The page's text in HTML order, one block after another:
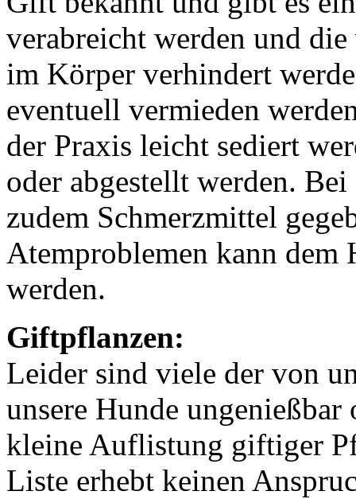
verabreicht werden und
im Körper verhindert
eventuell vermieden
der Praxis leicht sediert
oder abgestellt werden.
zudem Schmerzmittel
Atemproblemen kann dem
werden.
Giftpflanzen:
Leider sind viele der von
unsere Hunde
kleine Auflistung giftiger
Liste erhebt keinen